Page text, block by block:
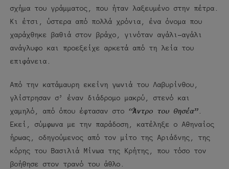
σχήμα του γράμματος, που ήταν λαξευμένο στην πέτρα.
Κι έτσι, ύστερα από πολλά χρόνια, ένα όνομα που
χαράχθηκε βαθιά στον βράχο, γινόταν αγάλι-αγάλι
ανάγλυφο και προεξείχε αρκετά από τη λεία του
επιφάνεια.
Από την κατάμαυρη εκείνη γωνιά του Λαβυρίνθου,
γλίστρησαν σ’ έναν διάδρομο μακρύ, στενό και
χαμηλό, από όπου έφτασαν στο “Άντρο του Θησέα”.
Εκεί, σύμφωνα με την παράδοση, κατέληξε ο Αθηναίος
ήρωας, οδηγούμενος από τον μίτο της Αριάδνης, της
κόρης του Βασιλιά Μίνωα της Κρήτης, που τόσο τον
βοήθησε στον τρανό του άθλο.